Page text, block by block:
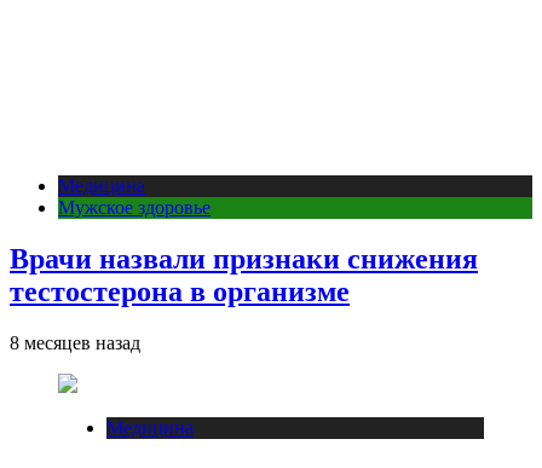
Медицина
Мужское здоровье
Врачи назвали признаки снижения
тестостерона в организме
8 месяцев назад
Медицина